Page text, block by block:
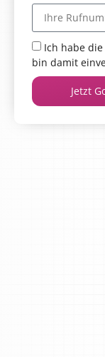
Ich habe die
bin damit
Jetzt